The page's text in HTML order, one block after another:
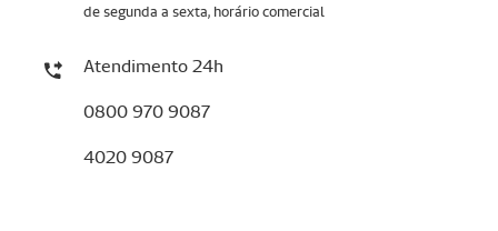
de segunda a sexta, horário comercial
Atendimento 24h
0800 970 9087
4020 9087